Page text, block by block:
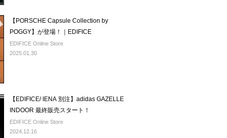
【PORSCHE Capsule Collection by
POGGY】が登場！｜EDIFICE
EDIFICE Online Store
2025.01.30
【EDIFICE/ IENA 別注】adidas GAZELLE
INDOOR 最終販売スタート！
EDIFICE Online Store
2024.12.16